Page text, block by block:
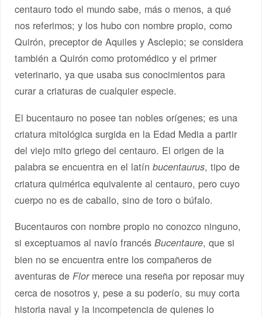
centauro todo el mundo sabe, más o menos, a qué
nos referimos; y los hubo con nombre propio, como
Quirón, preceptor de Aquiles y Asclepio; se considera
también a Quirón como protomédico y el primer
veterinario, ya que usaba sus conocimientos para
curar a criaturas de cualquier especie.
El bucentauro no posee tan nobles orígenes; es una
criatura mitológica surgida en la Edad Media a partir
del viejo mito griego del centauro. El origen de la
palabra se encuentra en el latínbucentaurus, tipo de
criatura quimérica equivalente al centauro, pero cuyo
cuerpo no es de caballo, sino de toro o búfalo.
Bucentauros con nombre propio no conozco ninguno,
si exceptuamos al navío francésBucentaure, que si
bien no se encuentra entre los compañeros de
aventuras deFlormerece una reseña por reposar muy
cerca de nosotros y, pese a su poderío, su muy corta
historia naval y la incompetencia de quienes lo